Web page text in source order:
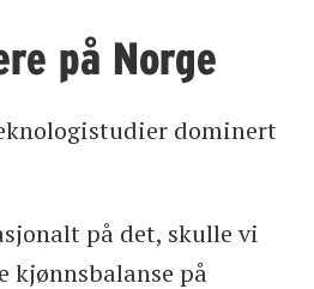
på Norge
dominert
på det, skulle vi
kjønnsbalanse på